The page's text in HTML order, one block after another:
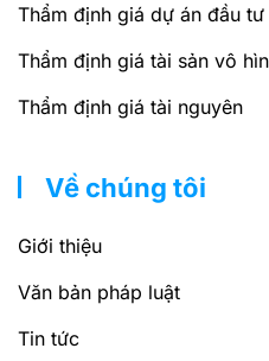
Thẩm định giá dự án đầu tư
Thẩm định giá tài sản vô
Thẩm định giá tài nguyên
Về chúng tôi
Giới thiệu
Văn bản pháp luật
Tin tức